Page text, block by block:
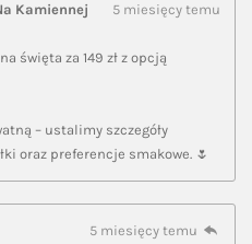
Kamiennej
5 miesięcy temu
święta za 149 zł z opcją
– ustalimy szczegóły
oraz preferencje smakowe. 🌷
5 miesięcy temu